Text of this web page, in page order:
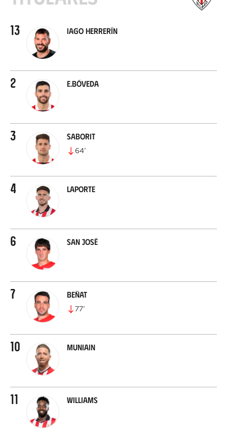
13 Iago Herrerín
2 E.Bóveda
3 Saborit
64’
4 Laporte
6 San José
7 Beñat
77’
10 Muniain
11 Williams